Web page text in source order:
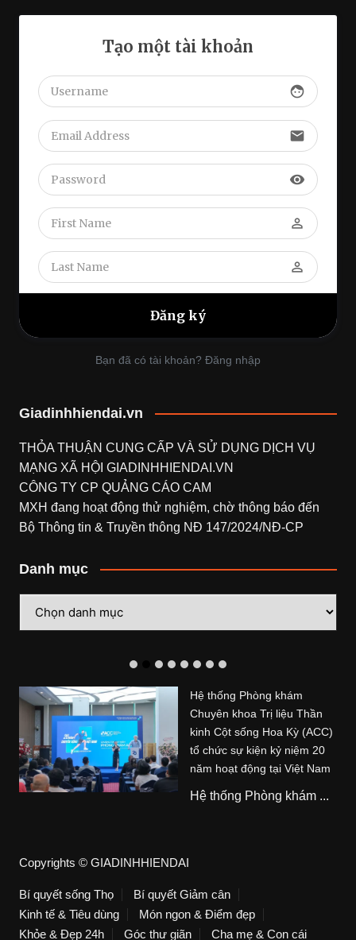
Tạo một tài khoản
face
email
visibility
perm_identity
perm_identity
Bạn đã có tài khoản? Đăng nhập
Giadinhhiendai.vn
THỎA THUẬN CUNG CẤP VÀ SỬ DỤNG DỊCH VỤ
MẠNG XÃ HỘI GIADINHHIENDAI.VN
CÔNG TY CP QUẢNG CÁO CAM
MXH đang hoạt động thử nghiệm, chờ thông báo đến
Bộ Thông tin & Truyền thông NĐ 147/2024/NĐ-CP
Danh mục
mục
Hệ thống Phòng khám
Chuyên khoa Trị liệu Thần
kinh Cột sống Hoa Kỳ (ACC)
tổ chức sự kiện kỷ niệm 20
năm hoạt động tại Việt Nam
Hệ thống Phòng khám ...
Copyrights © GIADINHHIENDAI
Bí quyết sống Thọ
Bí quyết Giảm cân
Kinh tế & Tiêu dùng
Món ngon & Điểm đẹp
Khỏe & Đẹp 24h
Góc thư giãn Cha mẹ & Con cái